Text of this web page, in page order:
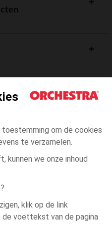
om de cookies
te verzamelen.
kunnen we onze inhoud
klik op de link
de voettekst van de pagina
3